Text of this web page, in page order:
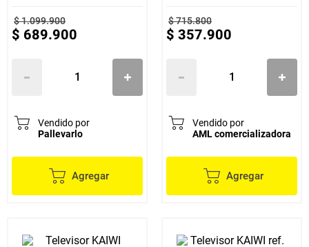
$1.099.900
$ 689.900
Vendido por
Pallevarlo
Agregar
$715.800
$ 357.900
Vendido por
AML comercializadora
Agregar